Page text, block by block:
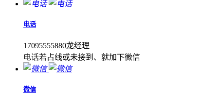
电话
17095555880龙经理
电话若占线或未接到、就加下微信
微信